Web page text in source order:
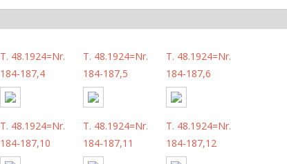
T. 48.1924=Nr.
184-187,4
T. 48.1924=Nr.
184-187,5
T. 48.1924=Nr.
184-187,6
T. 48.1924=Nr.
184-187,10
T. 48.1924=Nr.
184-187,11
T. 48.1924=Nr.
184-187,12